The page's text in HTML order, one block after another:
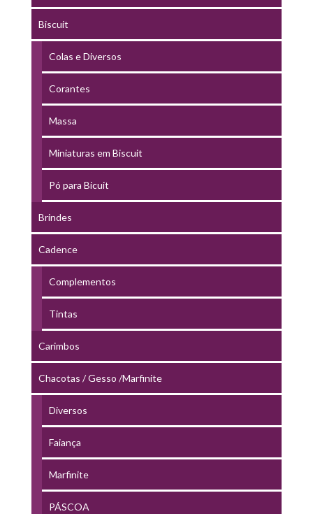
Biscuit
Colas e Diversos
Corantes
Massa
Miniaturas em Biscuit
Pó para Bicuit
Brindes
Cadence
Complementos
Tintas
Carimbos
Chacotas / Gesso /Marfinite
Diversos
Faiança
Marfinite
PÁSCOA